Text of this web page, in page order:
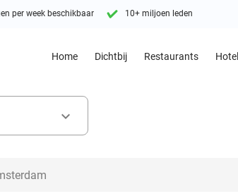
per week beschikbaar 10+ miljoen leden
Home Dichtbij Restaurants
keyboard_arrow_down